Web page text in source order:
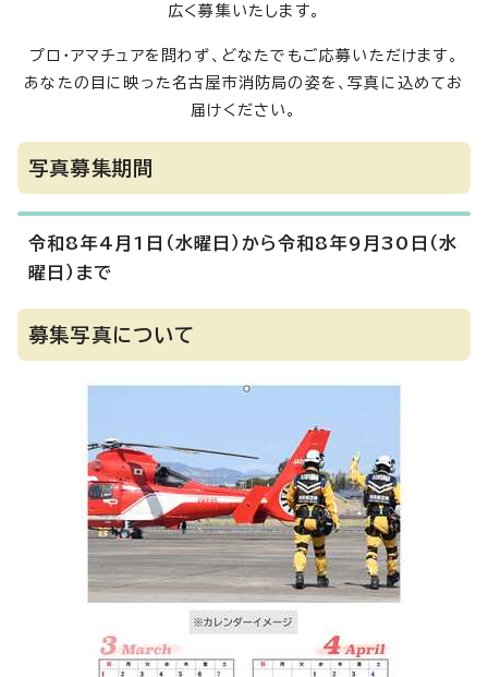
広く募集いたします。
プロ・アマチュアを問わず、どなたでもご応募いただけます。
あなたの目に映った名古屋市消防局の姿を、写真に込めてお
届けください。
写真募集期間
令和8年4月1日（水曜日）から令和8年9月30日（水
曜日）まで
募集写真について